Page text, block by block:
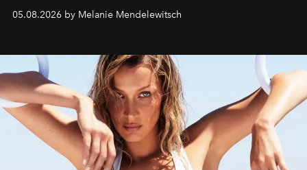
de vivre Romain dans toute son élégance intemporelle.
05.08.2026 by Melanie Mendelewitsch